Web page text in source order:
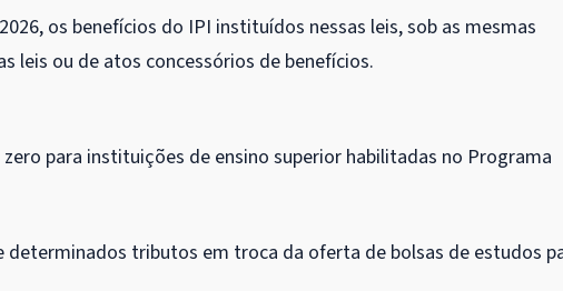
os benefícios do IPI instituídos nessas leis, sob as mesmas
leis ou de atos concessórios de benefícios.
para instituições de ensino superior habilitadas no Programa
determinados tributos em troca da oferta de bolsas de estudos